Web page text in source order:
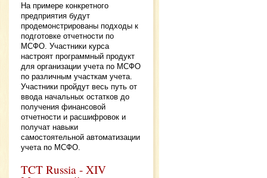
На примере конкретного
предприятия будут
продемонстрированы подходы к
подготовке отчетности по
МСФО. Участники курса
настроят программный продукт
для организации учета по МСФО
по различным участкам учета.
Участники пройдут весь путь от
ввода начальных остатков до
получения финансовой
отчетности и расшифровок и
получат навыки
самостоятельной автоматизации
учета по МСФО.
TCT Russia - XIV